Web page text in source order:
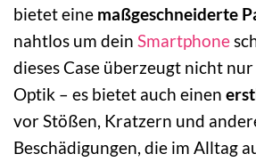
bietet eine maßgeschneiderte
nahtlos um dein Smartphone
dieses Case überzeugt nicht
Optik – es bietet auch einen
vor Stößen, Kratzern und
Beschädigungen, die im Alltag